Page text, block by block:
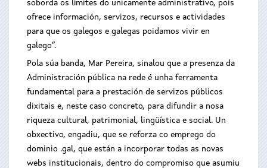
soborda os límites do unicamente administrativo, pois
ofrece información, servizos, recursos e actividades
para que os galegos e galegas poidamos vivir en
galego”.
Pola súa banda, Mar Pereira, sinalou que a presenza da
Administración pública na rede é unha ferramenta
fundamental para a prestación de servizos públicos
dixitais e, neste caso concreto, para difundir a nosa
riqueza cultural, patrimonial, lingüística e social. Un
obxectivo, engadiu, que se reforza co emprego do
dominio .gal, que están a incorporar todas as novas
webs institucionais, dentro do compromiso que asumiu